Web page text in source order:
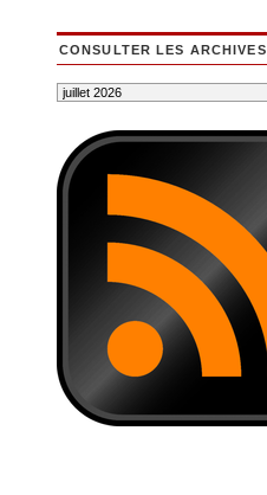
CONSULTER LES ARCHIVES